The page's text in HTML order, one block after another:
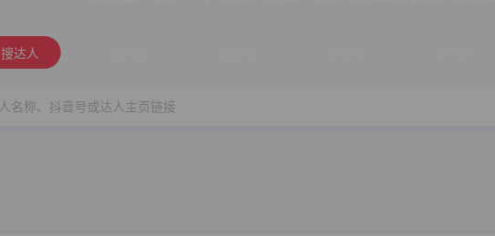
搜达人